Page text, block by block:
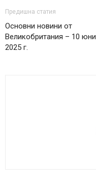
Предишна статия
Основни новини от
Великобритания – 10 юни
2025 г.